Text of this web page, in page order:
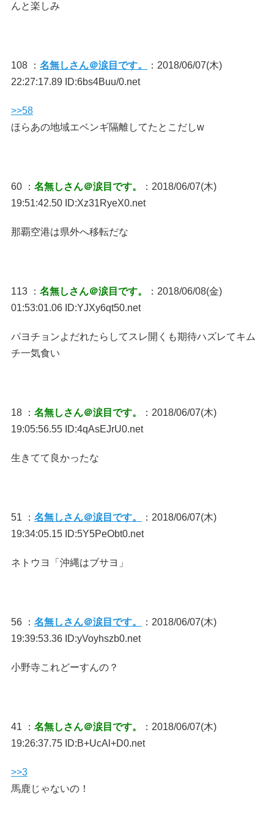
んと楽しみ
108 ： 名無しさん＠涙目です。
：2018/06/07(木)
22:27:17.89 ID:6bs4Buu/0.net
>>58
ほらあの地域エベンギ隔離してたとこだしw
60 ： 名無しさん＠涙目です。
：2018/06/07(木)
19:51:42.50 ID:Xz31RyeX0.net
那覇空港は県外へ移転だな
113 ： 名無しさん＠涙目です。
：2018/06/08(金)
01:53:01.06 ID:YJXy6qt50.net
パヨチョンよだれたらしてスレ開くも期待ハズレてキム
チ一気食い
18 ： 名無しさん＠涙目です。
：2018/06/07(木)
19:05:56.55 ID:4qAsEJrU0.net
生きてて良かったな
51 ： 名無しさん＠涙目です。
：2018/06/07(木)
19:34:05.15 ID:5Y5PeObt0.net
ネトウヨ「沖縄はブサヨ」
56 ： 名無しさん＠涙目です。
：2018/06/07(木)
19:39:53.36 ID:yVoyhszb0.net
小野寺これどーすんの？
41 ： 名無しさん＠涙目です。
：2018/06/07(木)
19:26:37.75 ID:B+UcAl+D0.net
>>3
馬鹿じゃないの！